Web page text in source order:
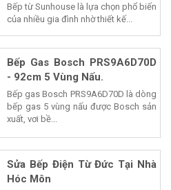
Bếp từ Sunhouse là lựa chọn phổ biến
của nhiều gia đình nhờ thiết kế...
Bếp Gas Bosch PRS9A6D70D
- 92cm 5 Vùng Nấu.
Bếp gas Bosch PRS9A6D70D là dòng
bếp gas 5 vùng nấu được Bosch sản
xuất, vơi bề...
Sửa Bếp Điện Từ Đức Tại Nhà
Hóc Môn